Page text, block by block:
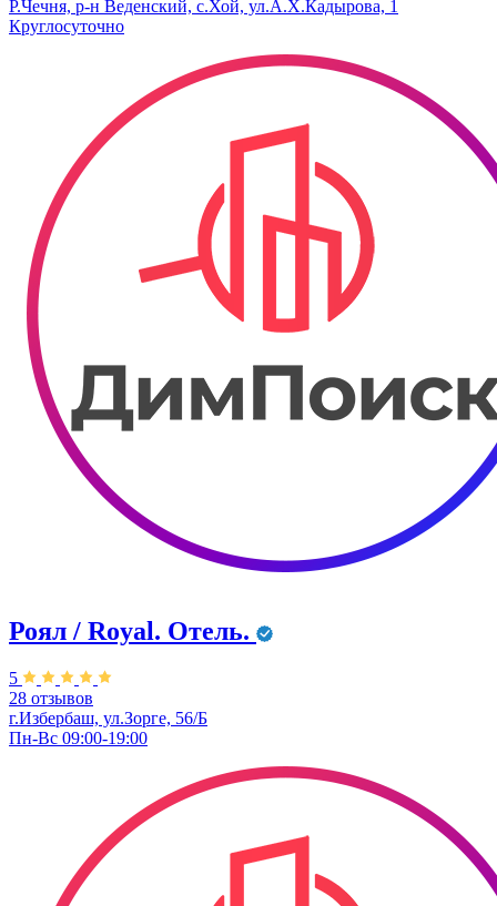
Р.Чечня, р-н Веденский, с.Хой, ул.А.Х.Кадырова, 1
Круглосуточно
Роял / Royal. Отель.
5
28 отзывов
г.Избербаш, ул.Зорге, 56/Б
Пн-Вс 09:00-19:00